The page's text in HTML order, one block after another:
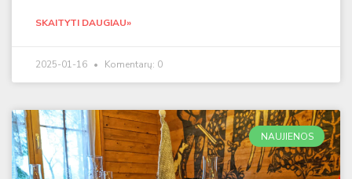
SKAITYTI DAUGIAU»
2025-01-16 Komentarų: 0
NAUJIENOS